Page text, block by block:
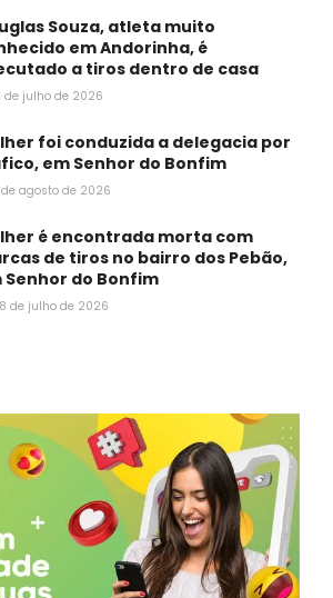
Souza, atleta muito
em Andorinha, é
a tiros dentro de casa
de julho de 2026
foi conduzida a delegacia por
em Senhor do Bonfim
agosto de 2026
é encontrada morta com
de tiros no bairro dos Pebão,
Senhor do Bonfim
de julho de 2026